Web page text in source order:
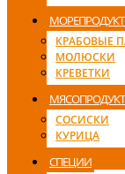
КРАБОВЫЕ
МОЛЮСКИ
КРЕВЕТКИ
СОСИСКИ
КУРИЦА
СПЕЦИИ